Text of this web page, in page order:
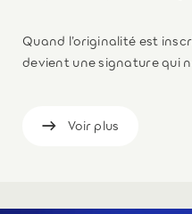
Quand l’originalité est
devient une signature qui
Voir plus